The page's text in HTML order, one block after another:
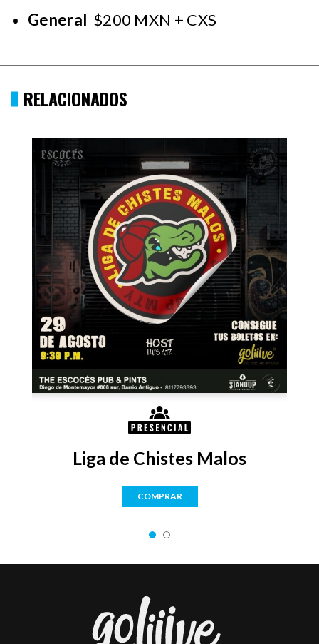
General $200 MXN + CXS
RELACIONADOS
Liga de Chistes Malos
COMPRAR